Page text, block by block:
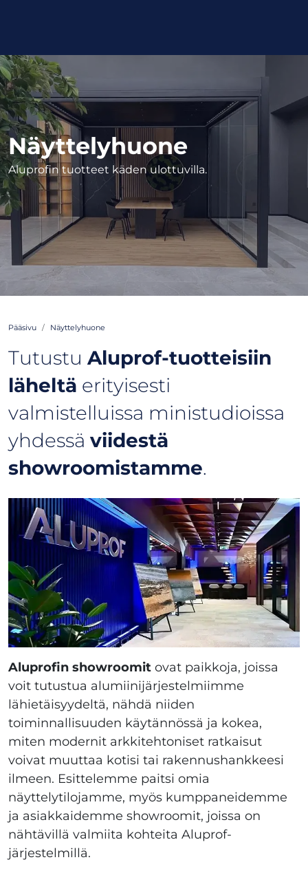
Näyttelyhuone
Aluprofin tuotteet käden ulottuvilla.
Pääsivu Näyttelyhuone
Tutustu Aluprof-tuotteisiin
läheltä erityisesti
valmistelluissa ministudioissa
yhdessä viidestä
showroomistamme.
Aluprofin showroomit ovat paikkoja, joissa
voit tutustua alumiinijärjestelmiimme
lähietäisyydeltä, nähdä niiden
toiminnallisuuden käytännössä ja kokea,
miten modernit arkkitehtoniset ratkaisut
voivat muuttaa kotisi tai rakennushankkeesi
ilmeen. Esittelemme paitsi omia
näyttelytilojamme, myös kumppaneidemme
ja asiakkaidemme showroomit, joissa on
nähtävillä valmiita kohteita Aluprof-
järjestelmillä.